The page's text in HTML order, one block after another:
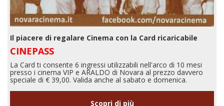
Il piacere di regalare Cinema con la Card ricaricabile
CINEPASS
La Card ti consente 6 ingressi utilizzabili nell'arco di 10 mesi
presso i cinema VIP e ARALDO di Novara al prezzo davvero
speciale di € 39,00. Valida anche al sabato e domenica.
Scopri di più